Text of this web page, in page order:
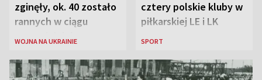
zginęły, ok. 40 zostało
rannych w ciągu
ostatniej doby w
WOJNA NA UKRAINIE
cztery polskie kluby w
piłkarskiej LE i LK
SPORT